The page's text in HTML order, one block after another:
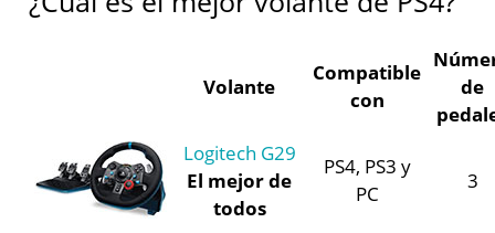
Volante
Compatible
con
de
Logitech G29
El mejor de
todos
PS4, PS3 y
PC
3